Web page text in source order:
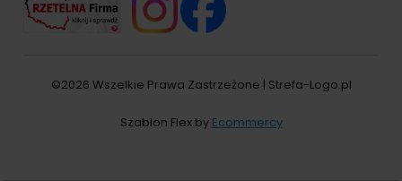
©2026 Wszelkie Prawa Zastrzeżone | Strefa-Logo.pl
Szablon Flex by Ecommercy